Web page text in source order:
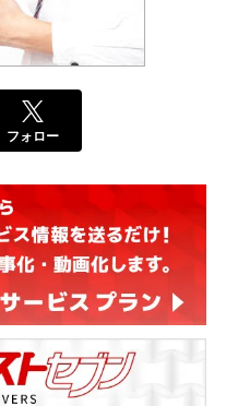
フォロー